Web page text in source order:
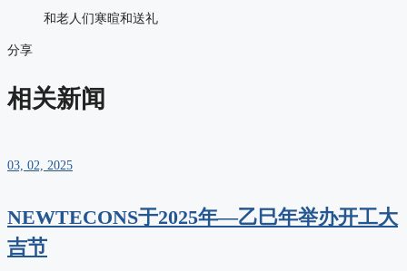
和老人们寒暄和送礼
分享
相关新闻
03, 02, 2025
NEWTECONS于2025年—乙巳年举办开工大
吉节